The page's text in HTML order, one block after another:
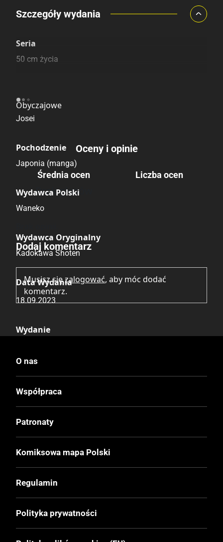
Porównaj ceny
Szczegóły wydania
Seria
50 cm życia
Obyczajowe
Josei
Pochodzenie
Japonia (manga)
Wydawca Polski
Waneko
Wydawca Oryginalny
Kadokawa Shoten
Data Wydania
18.09.2023
Wydanie
Druk
Czerń / Biel
Oprawa
Miękka z obwolutą
114x162 mm
Liczba Stron
Oceny i opinie
Średnia ocen
Brak głosów
Liczba ocen
Dodaj komentarz
Musisz sięzalogować, aby móc dodać
komentarz.
O nas
Współpraca
Patronaty
Komiksowa mapa Polski
Regulamin
Polityka prywatności